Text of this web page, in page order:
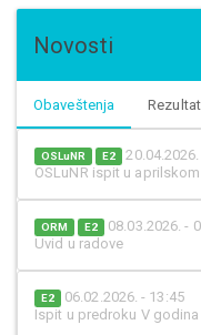
Novosti
Obaveštenja
OSLuNR E2
OSLuNR ispit u
ORM E2
08.03.2026. -
Uvid u radove
E2
06.02.2026. - 13:45
Ispit u predroku V